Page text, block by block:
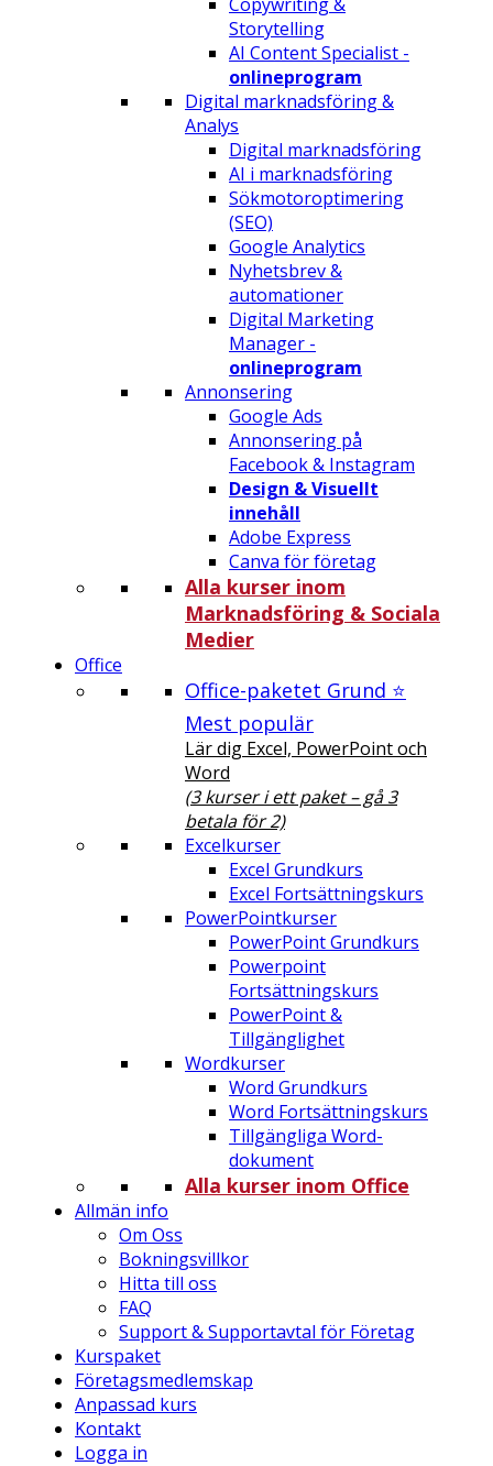
Storytelling
AI Content Specialist -
onlineprogram
Digital marknadsföring &
Analys
Digital marknadsföring
AI i marknadsföring
Sökmotoroptimering
(SEO)
Google Analytics
Nyhetsbrev &
automationer
Digital Marketing
Manager -
onlineprogram
Annonsering
Google Ads
Annonsering på
Facebook & Instagram
Design & Visuellt
innehåll
Adobe Express
Canva för företag
Alla kurser inom
Marknadsföring & Sociala
Medier
Office
Office-paketet Grund ⭐
Mest populär
Lär dig Excel, PowerPoint och
Word
(3 kurser i ett paket – gå 3
betala för 2)
Excelkurser
Excel Grundkurs
Excel Fortsättningskurs
PowerPointkurser
PowerPoint Grundkurs
Powerpoint
Fortsättningskurs
PowerPoint &
Tillgänglighet
Wordkurser
Word Grundkurs
Word Fortsättningskurs
Tillgängliga Word-
dokument
Alla kurser inom Office
Allmän info
Om Oss
Bokningsvillkor
Hitta till oss
FAQ
Support & Supportavtal för Företag
Kurspaket
Företagsmedlemskap
Anpassad kurs
Kontakt
Logga in